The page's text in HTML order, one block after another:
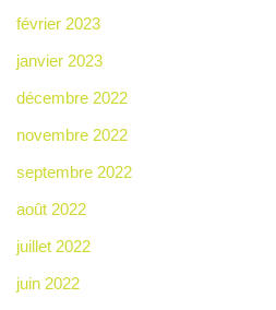
février 2023
janvier 2023
décembre 2022
novembre 2022
septembre 2022
août 2022
juillet 2022
juin 2022